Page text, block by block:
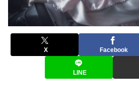
X Facebook
LINE